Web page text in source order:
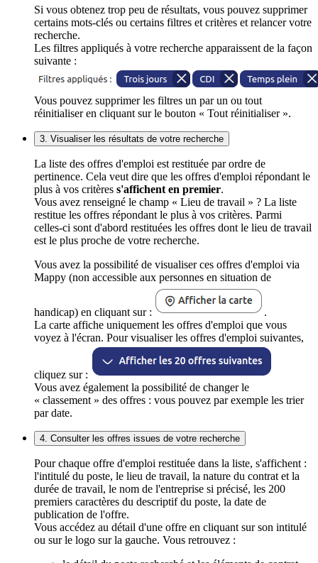
Si vous obtenez trop peu de résultats, vous pouvez supprimer
certains mots-clés ou certains filtres et critères et relancer votre
recherche.
Les filtres appliqués à votre recherche apparaissent de la façon
suivante :
Vous pouvez supprimer les filtres un par un ou tout
réinitialiser en cliquant sur le bouton « Tout réinitialiser ».
3. Visualiser les résultats de votre recherche
La liste des offres d'emploi est restituée par ordre de
pertinence. Cela veut dire que les offres d'emploi répondant le
plus à vos critères s'affichent en premier.
Vous avez renseigné le champ « Lieu de travail » ? La liste
restitue les offres répondant le plus à vos critères. Parmi
celles-ci sont d'abord restituées les offres dont le lieu de travail
est le plus proche de votre recherche.
Vous avez la possibilité de visualiser ces offres d'emploi via
Mappy (non accessible aux personnes en situation de
handicap) en cliquant sur :
.
La carte affiche uniquement les offres d'emploi que vous
voyez à l'écran. Pour visualiser les offres d'emploi suivantes,
cliquez sur :
Vous avez également la possibilité de changer le
« classement » des offres : vous pouvez par exemple les trier
par date.
4. Consulter les offres issues de votre recherche
Pour chaque offre d'emploi restituée dans la liste, s'affichent :
l'intitulé du poste, le lieu de travail, la nature du contrat et la
durée de travail, le nom de l'entreprise si précisé, les 200
premiers caractères du descriptif du poste, la date de
publication de l'offre.
Vous accédez au détail d'une offre en cliquant sur son intitulé
ou sur le logo sur la gauche. Vous retrouvez :